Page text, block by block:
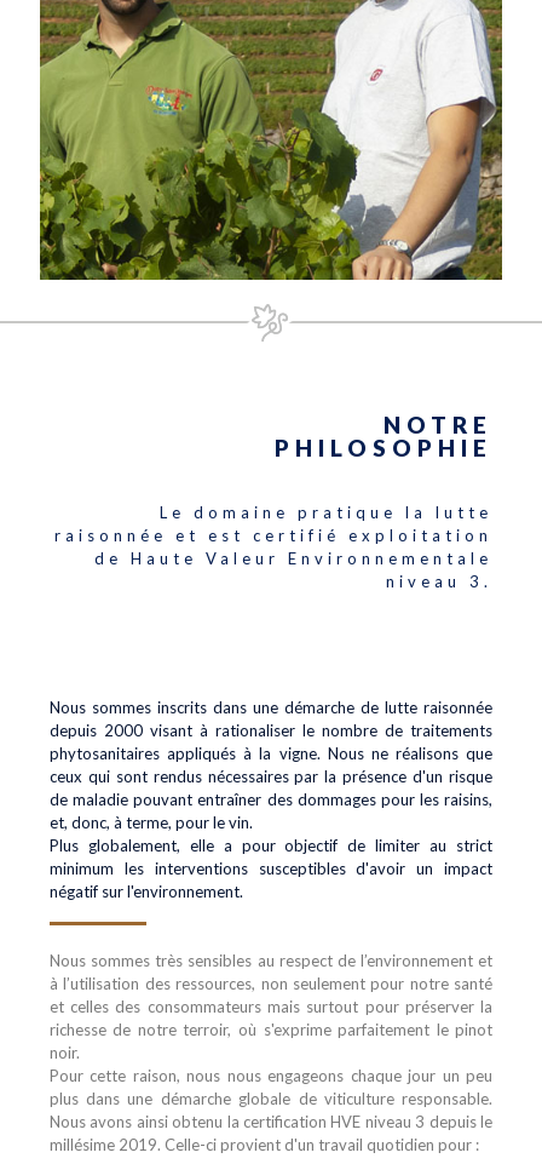
NOTRE
PHILOSOPHIE
Le domaine pratique la lutte
raisonnée et est certifié exploitation
de Haute Valeur Environnementale
niveau 3.
Nous sommes inscrits dans une démarche de lutte raisonnée
depuis 2000 visant à rationaliser le nombre de traitements
phytosanitaires appliqués à la vigne. Nous ne réalisons que
ceux qui sont rendus nécessaires par la présence d'un risque
de maladie pouvant entraîner des dommages pour les raisins,
et, donc, à terme, pour le vin.
Plus globalement, elle a pour objectif de limiter au strict
minimum les interventions susceptibles d'avoir un impact
négatif sur l'environnement.
Nous sommes très sensibles au respect de l’environnement et
à l’utilisation des ressources, non seulement pour notre santé
et celles des consommateurs mais surtout pour préserver la
richesse de notre terroir, où s'exprime parfaitement le pinot
noir.
Pour cette raison, nous nous engageons chaque jour un peu
plus dans une démarche globale de viticulture responsable.
Nous avons ainsi obtenu la certification HVE niveau 3 depuis le
millésime 2019. Celle-ci provient d'un travail quotidien pour :